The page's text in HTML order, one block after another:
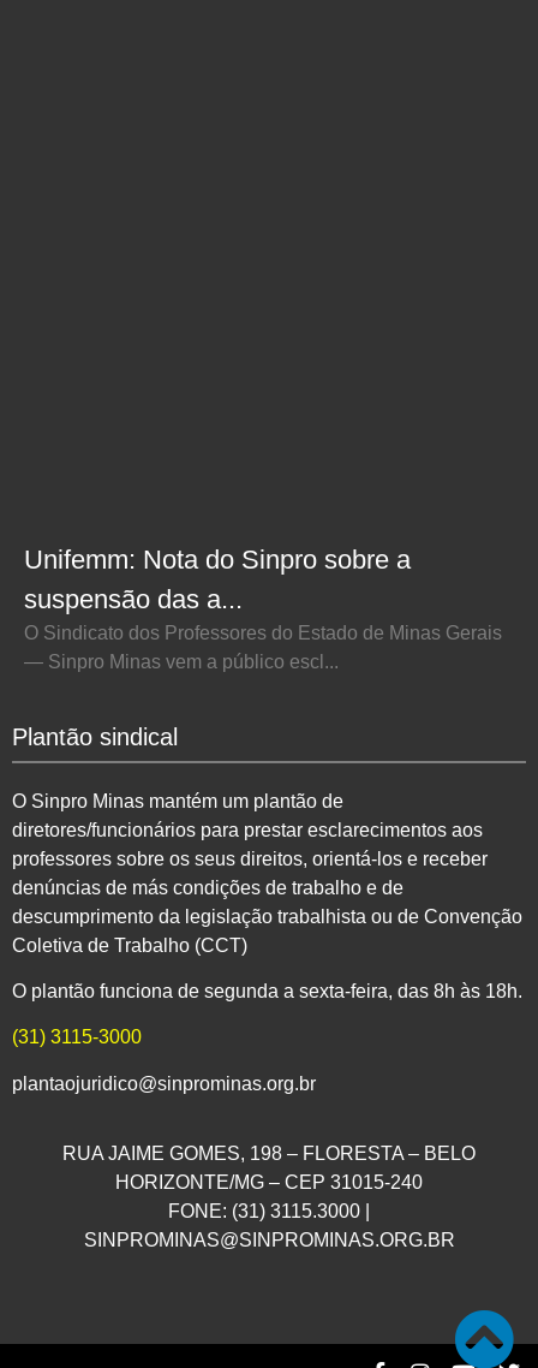
Unifemm: Nota do Sinpro sobre a
suspensão das a...
O Sindicato dos Professores do Estado de Minas Gerais
— Sinpro Minas vem a público escl...
Plantão sindical
O Sinpro Minas mantém um plantão de
diretores/funcionários para prestar esclarecimentos aos
professores sobre os seus direitos, orientá-los e receber
denúncias de más condições de trabalho e de
descumprimento da legislação trabalhista ou de Convenção
Coletiva de Trabalho (CCT)
O plantão funciona de segunda a sexta-feira, das 8h às 18h.
(31) 3115-3000
plantaojuridico@sinprominas.org.br
RUA JAIME GOMES, 198 – FLORESTA – BELO
HORIZONTE/MG – CEP 31015-240
FONE: (31) 3115.3000 |
SINPROMINAS@SINPROMINAS.ORG.BR